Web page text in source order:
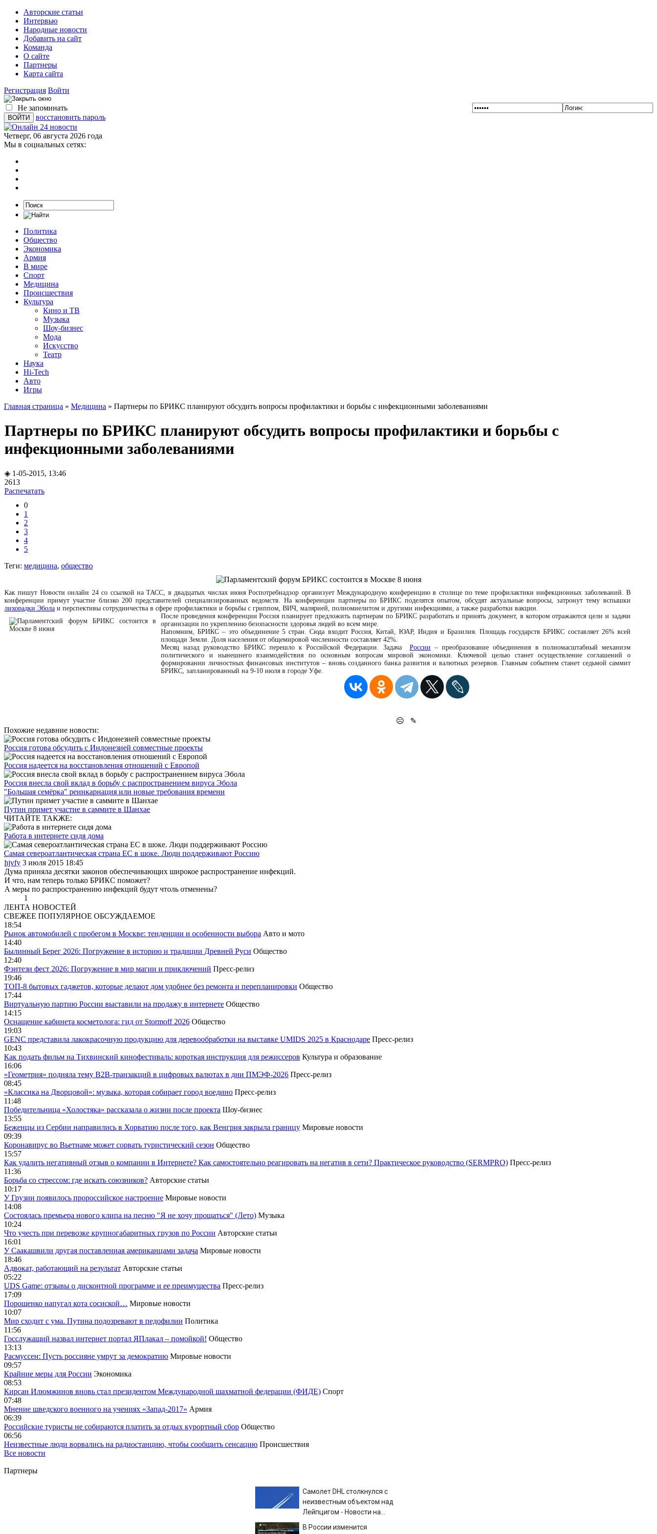
Авторские статьи
Интервью
Народные новости
Добавить на сайт
Команда
О сайте
Партнеры
Карта сайта
Регистрация Войти
Не запоминать
восстановить пароль
Четверг, 06 августа 2026 года
Мы в социальных сетях:
Политика
Общество
Экономика
Армия
В мире
Спорт
Медицина
Происшествия
Культура
Кино и ТВ
Музыка
Шоу-бизнес
Мода
Искусство
Театр
Наука
Hi-Tech
Авто
Игры
Главная страница » Медицина » Партнеры по БРИКС планируют обсудить вопросы профилактики и борьбы с инфекционными заболеваниями
Партнеры по БРИКС планируют обсудить вопросы профилактики и борьбы с
инфекционными заболеваниями
◈ 1-05-2015, 13:46
2613
Распечатать
0
1
2
3
4
5
Теги: медицина, общество
Как пишут Новости онлайн 24 со ссылкой на ТАСС, в двадцатых числах июня Роспотребнадзор организует Международную конференцию в столице по теме профилактики инфекционных заболеваний. В
конференции примут участие близко 200 представителей специализированных ведомств. На конференции партнеры по БРИКС поделятся опытом, обсудят актуальные вопросы, затронут тему вспышки
лихорадки Эбола и перспективы сотрудничества в сфере профилактики и борьбы с гриппом, ВИЧ, малярией, полиомиелитом и другими инфекциями, а также разработки вакцин.
После проведения конференции Россия планирует предложить партнерам по БРИКС разработать и принять документ, в котором отражаются цели и задачи
организации по укреплению безопасности здоровья людей во всем мире.
Напомним, БРИКС – это объединение 5 стран. Сюда входит Россия, Китай, ЮАР, Индия и Бразилия. Площадь государств БРИКС составляет 26% всей
площади Земли. Доля населения от общемировой численности составляет 42%.
Месяц назад руководство БРИКС перешло к Российской Федерации. Задача России – преобразование объединения в полномасштабный механизм
политического и нынешнего взаимодействия по основным вопросам мировой экономики. Ключевой целью станет осуществление соглашений о
формировании личностных финансовых институтов – вновь созданного банка развития и валютных резервов. Главным событием станет седьмой саммит
БРИКС, запланированный на 9-10 июля в городе Уфе.
☹
✎
Похожие недавние новости:
Россия готова обсудить с Индонезией совместные проекты
Россия надеется на восстановления отношений с Европой
Россия внесла свой вклад в борьбу с распространением вируса Эбола
"Большая семёрка" реинкарнация или новые требования времени
Путин примет участие в саммите в Шанхае
ЧИТАЙТЕ ТАКЖЕ:
Работа в интернете сидя дома
Самая североатлантическая страна ЕС в шоке. Люди поддерживают Россию
hjvfy 3 июля 2015 18:45
Дума приняла десятки законов обеспечивающих широкое распространение инфекций.
И что, нам теперь только БРИКС поможет?
А меры по распространению инфекций будут чтоль отменены?
1
ЛЕНТА НОВОСТЕЙ
СВЕЖЕЕ ПОПУЛЯРНОЕ ОБСУЖДАЕМОЕ
18:54
Рынок автомобилей с пробегом в Москве: тенденции и особенности выбора Авто и мото
14:40
Былинный Берег 2026: Погружение в историю и традиции Древней Руси Общество
12:40
Фэнтези фест 2026: Погружение в мир магии и приключений Пресс-релиз
19:46
ТОП-8 бытовых гаджетов, которые делают дом удобнее без ремонта и перепланировки Общество
17:44
Виртуальную партию России выставили на продажу в интернете Общество
14:15
Оснащение кабинета косметолога: гид от Stormoff 2026 Общество
19:03
GENC представила лакокрасочную продукцию для деревообработки на выставке UMIDS 2025 в Краснодаре Пресс-релиз
10:43
Как подать фильм на Тихвинский кинофестиваль: короткая инструкция для режиссеров Культура и образование
16:06
«Геометрия» подняла тему B2B-транзакций в цифровых валютах в дни ПМЭФ-2026 Пресс-релиз
08:45
«Классика на Дворцовой»: музыка, которая собирает город воедино Пресс-релиз
11:48
Победительница «Холостяка» рассказала о жизни после проекта Шоу-бизнес
13:55
Беженцы из Сербии направились в Хорватию после того, как Венгрия закрыла границу Мировые новости
09:39
Коронавирус во Вьетнаме может сорвать туристический сезон Общество
15:57
Как удалить негативный отзыв о компании в Интернете? Как самостоятельно реагировать на негатив в сети? Практическое руководство (SERMPRO) Пресс-релиз
11:36
Борьба со стрессом: где искать союзников? Авторские статьи
10:17
У Грузии появилось пророссийское настроение Мировые новости
14:08
Cостоялась премьера нового клипа на песню "Я не хочу прощаться" (Лето) Музыка
10:24
Что учесть при перевозке крупногабаритных грузов по России Авторские статьи
16:01
У Саакашвили другая поставленная американцами задача Мировые новости
18:46
Адвокат, работающий на результат Авторские статьи
05:22
UDS Game: отзывы о дисконтной программе и ее преимущества Пресс-релиз
17:09
Порошенко напугал кота сосиской… Мировые новости
10:07
Мир сходит с ума. Путина подозревают в педофилии Политика
11:56
Госслужащий назвал интернет портал ЯПлакал – помойкой! Общество
13:13
Расмуссен: Пусть россияне умрут за демократию Мировые новости
09:57
Крайние меры для России Экономика
08:53
Кирсан Илюмжинов вновь стал президентом Международной шахматной федерации (ФИДЕ) Спорт
07:48
Мнение шведского военного на учениях «Запад-2017» Армия
06:39
Российские туристы не собираются платить за отдых курортный сбор Общество
06:56
Неизвестные люди ворвались на радиостанцию, чтобы сообщить сенсацию Происшествия
Все новости
Партнеры
Самолет DHL столкнулся с
неизвестным объектом над
Лейпцигом - Новости на
В России изменится